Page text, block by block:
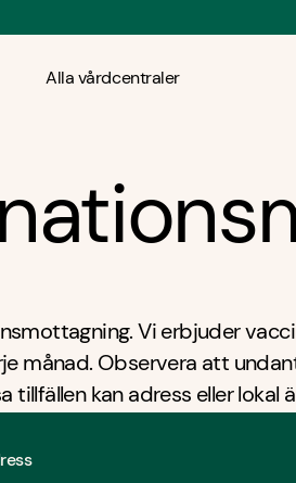
Alla vårdcentraler
Vi erbjuder
månad. Observera att
tillfällen kan adress eller lokal
för aktuell information.